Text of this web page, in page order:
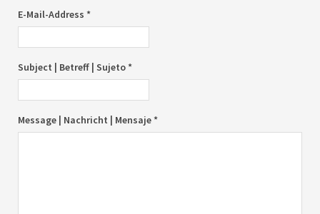
E-Mail-Address *
Subject | Betreff | Sujeto *
Message | Nachricht | Mensaje *